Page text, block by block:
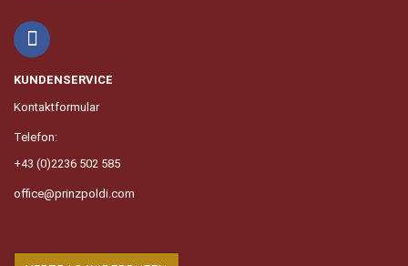
KUNDENSERVICE
Kontaktformular
Telefon:
+43 (0)2236 502 585
office@prinzpoldi.com